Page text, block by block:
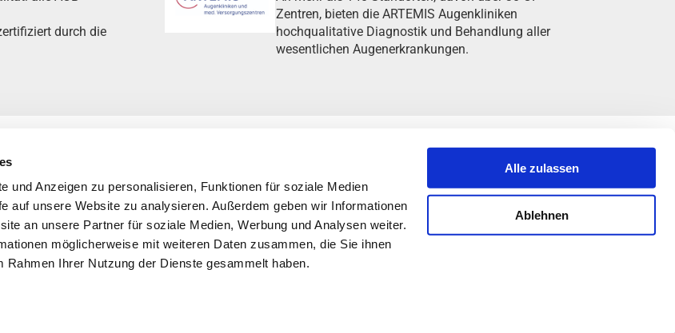
und Anzeigen zu personalisieren, Funktionen für soziale Medien
auf unsere Website zu analysieren. Außerdem geben wir Informationen
an unsere Partner für soziale Medien, Werbung und Analysen weiter.
möglicherweise mit weiteren Daten zusammen, die Sie ihnen
Rahmen Ihrer Nutzung der Dienste gesammelt haben.
Alle zulassen
Ablehnen
durch die
Zentren, bieten die ARTEMIS Augenkliniken
hochqualitative Diagnostik und Behandlung aller
wesentlichen Augenerkrankungen.